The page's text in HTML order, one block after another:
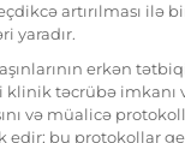
artırılması ilə
yaradır.
erkən
təcrübə imkanı
və müalicə
edir; bu protokollar